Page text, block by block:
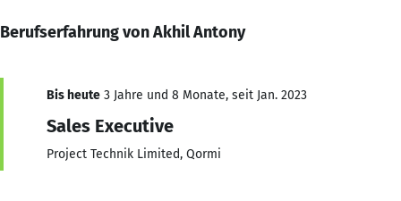
Berufserfahrung von Akhil Antony
Bis heute 3 Jahre und 8 Monate, seit Jan. 2023
Sales Executive
Project Technik Limited, Qormi